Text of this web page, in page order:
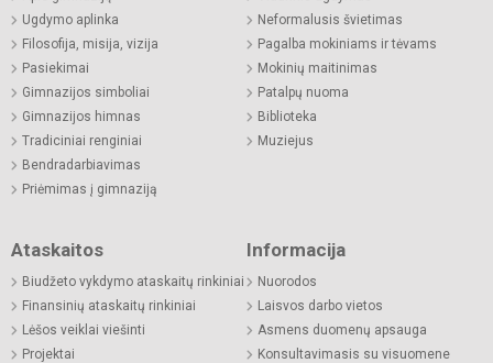
Ugdymo aplinka
Filosofija, misija, vizija
Pasiekimai
Gimnazijos simboliai
Gimnazijos himnas
Tradiciniai renginiai
Bendradarbiavimas
Priėmimas į gimnaziją
Neformalusis švietimas
Pagalba mokiniams ir tėvams
Mokinių maitinimas
Patalpų nuoma
Biblioteka
Muziejus
Ataskaitos
Biudžeto vykdymo ataskaitų rinkiniai
Finansinių ataskaitų rinkiniai
Lėšos veiklai viešinti
Projektai
Informacija
Nuorodos
Laisvos darbo vietos
Asmens duomenų apsauga
Konsultavimasis su visuomene